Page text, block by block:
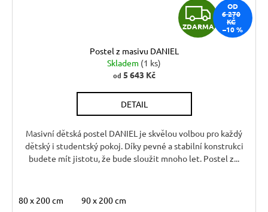
Z
D
A
ZDARMA
OD
6 270
KČ
–10 %
Postel z masivu DANIEL
Skladem (1 ks)
od 5 643 Kč
DETAIL
Masivní dětská postel DANIEL je skvělou volbou pro každý
dětský i studentský pokoj. Díky pevné a stabilní konstrukci
budete mít jistotu, že bude sloužit mnoho let. Postel z...
80 x 200 cm 90 x 200 cm